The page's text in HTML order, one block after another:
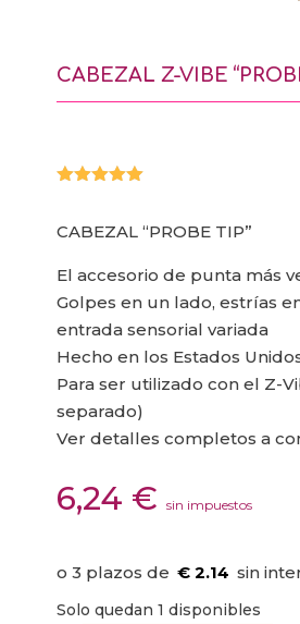
CABEZAL Z-VIBE
de 5 en
de un
cliente
CABEZAL “PROBE TIP”
El accesorio de punta más
Golpes en un lado, estrías
entrada sensorial variada
Hecho en los Estados
Para ser utilizado con el Z-
separado)
Ver detalles completos a
6,24 € sin impuestos
€ 2.14
Solo quedan 1 disponibles